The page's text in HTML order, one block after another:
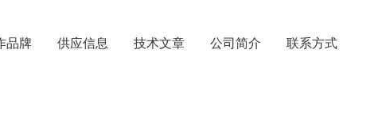
品牌 供应信息 技术文章 公司简介 联系方式